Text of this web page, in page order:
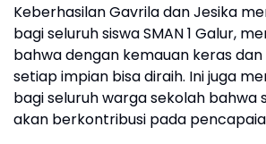
Keberhasilan Gavrila dan Jesika
bagi seluruh siswa SMAN 1 Galur,
bahwa dengan kemauan keras
setiap impian bisa diraih. Ini juga
bagi seluruh warga sekolah bahwa
akan berkontribusi pada